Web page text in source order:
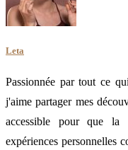
Leta
Passionnée par tout ce
j'aime partager mes
accessible pour que la
expériences personnelles